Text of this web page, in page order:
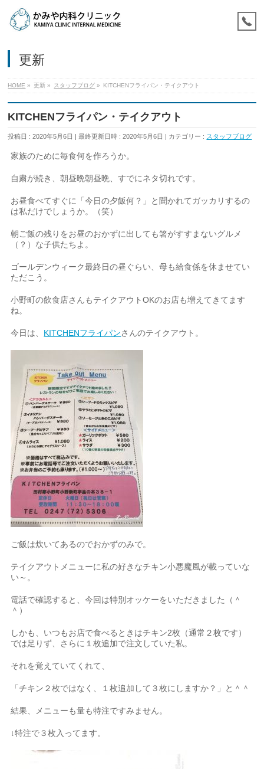
更新
HOME » 更新 » スタッフブログ » KITCHENフライパン・テイクアウト
KITCHENフライパン・テイクアウト
投稿日 : 2020年5月6日 最終更新日時 : 2020年5月6日 カテゴリー : スタッフブログ
家族のために毎食何を作ろうか。
自粛が続き、朝昼晩朝昼晩、すでにネタ切れです。
お昼食べてすぐに「今日の夕飯何？」と聞かれてガッカリするの
は私だけでしょうか。（笑）
朝ご飯の残りをお昼のおかずに出しても箸がすすまないグルメ
（？）な子供たちよ。
ゴールデンウィーク最終日の昼ぐらい、母も給食係を休ませてい
ただこう。
小野町の飲食店さんもテイクアウトOKのお店も増えてきてます
ね。
今日は、 KITCHENフライパンさんのテイクアウト。
ご飯は炊いてあるのでおかずのみで。
テイクアウトメニューに私の好きなチキン小悪魔風が載っていな
い～。
電話で確認すると、今回は特別オッケーをいただきました（＾
＾）
しかも、いつもお店で食べるときはチキン2枚（通常２枚です）
では足りず、さらに１枚追加で注文していた私。
それを覚えていてくれて、
「チキン２枚ではなく、１枚追加して３枚にしますか？」と＾＾
結果、メニューも量も特注ですみません。
↓特注で３枚入ってます。